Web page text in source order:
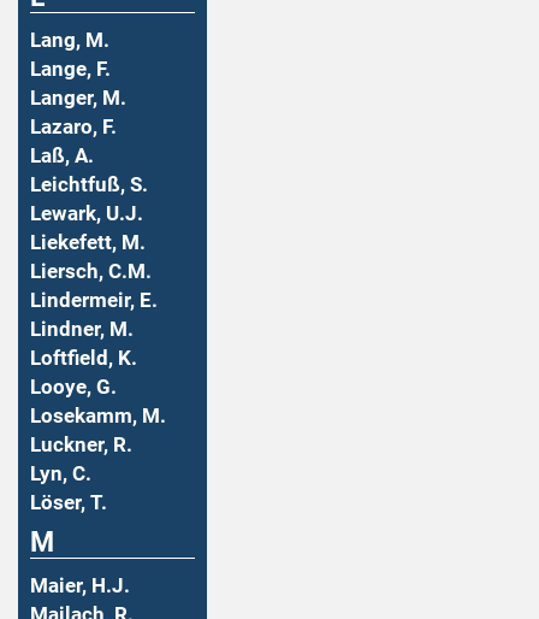
Lang, M.
Lange, F.
Langer, M.
Lazaro, F.
Laß, A.
Leichtfuß, S.
Lewark, U.J.
Liekefett, M.
Liersch, C.M.
Lindermeir, E.
Lindner, M.
Loftfield, K.
Looye, G.
Losekamm, M.
Luckner, R.
Lyn, C.
Löser, T.
M
Maier, H.J.
Mailach, R.